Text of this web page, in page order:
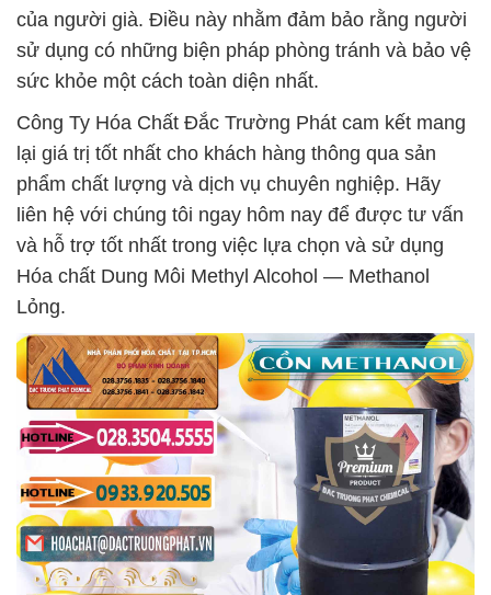
của người già. Điều này nhằm đảm bảo rằng người
sử dụng có những biện pháp phòng tránh và bảo vệ
sức khỏe một cách toàn diện nhất.
Công Ty Hóa Chất Đắc Trường Phát cam kết mang
lại giá trị tốt nhất cho khách hàng thông qua sản
phẩm chất lượng và dịch vụ chuyên nghiệp. Hãy
liên hệ với chúng tôi ngay hôm nay để được tư vấn
và hỗ trợ tốt nhất trong việc lựa chọn và sử dụng
Hóa chất Dung Môi Methyl Alcohol — Methanol
Lỏng.